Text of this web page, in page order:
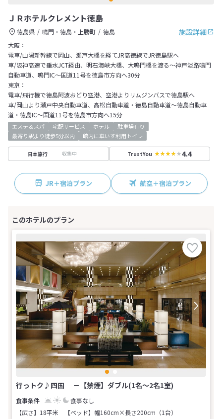
ＪＲホテルクレメント徳島
施設詳細
徳島県 鳴門・徳島・上勝町
徳島
大阪：
電車/山陽新幹線で岡山、瀬戸大橋を経てJR高徳線でJR徳島駅へ
車/阪神高速で垂水JCT経由、明石海峡大橋、大鳴門橋を渡る～神戸淡路鳴門
自動車道、鳴門IC～国道11号を徳島市方向へ30分
東京：
電車/飛行機で徳島阿波おどり空港、空港よりリムジンバスで徳島駅へ
車/岡山より瀬戸中央自動車道、高松自動車道・徳島自動車道～徳島自動車
道・徳島IC～国道11号を徳島市方向へ15分
エステ＆スパ 宅配サービス ホテル
駐車場有り
最寄り駅より徒歩5分以内
館内に車いす利用トイレ
日本旅行 収集中 TrustYou 4.4
JR＋宿泊プラン 航空＋宿泊プラン
行っトク♪四国 －【禁煙】ダブル(1名～2名1室)
食事なし
【広さ】18平米
【ベッド】幅160cm×長さ200cm（1台）